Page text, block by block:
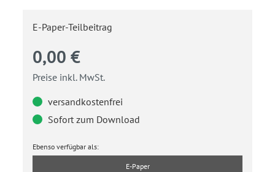
E-Paper-Teilbeitrag
0,00 €
Preise inkl. MwSt.
versandkostenfrei
Sofort zum Download
Ebenso verfügbar als:
E-Paper